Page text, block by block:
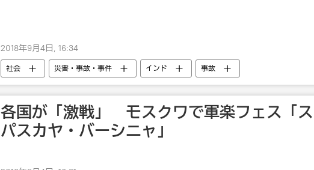
2018年9月4日, 16:34
社会 災害・事故・事件 インド 事故
各国が「激戦」 モスクワで軍楽フェス「ス
パスカヤ・バーシニャ」